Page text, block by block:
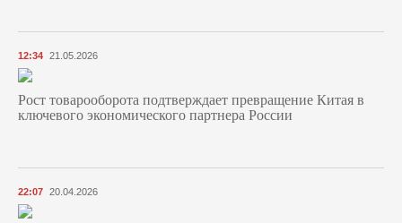
12:34 21.05.2026
Рост товарооборота подтверждает превращение Китая в
ключевого экономического партнера России
22:07 20.04.2026